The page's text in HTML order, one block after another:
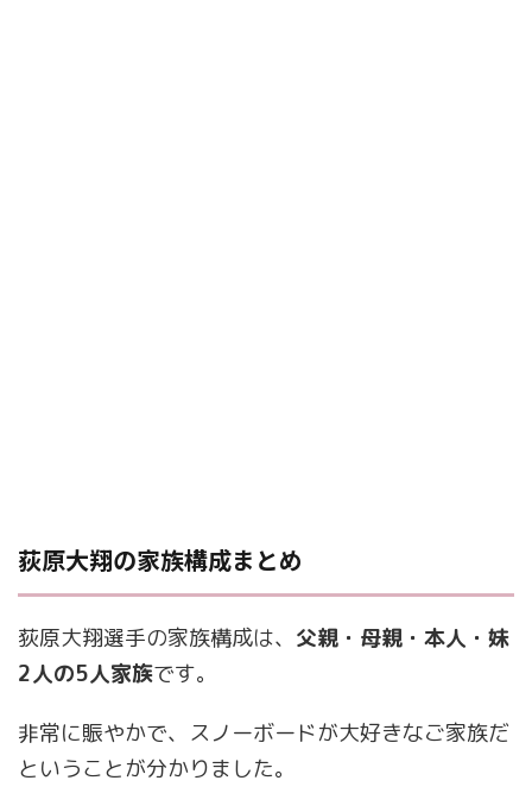
荻原大翔の家族構成まとめ
荻原大翔選手の家族構成は、 父親・母親・本人・妹
2人の5人家族です。
非常に賑やかで、スノーボードが大好きなご家族だ
ということが分かりました。